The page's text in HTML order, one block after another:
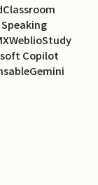
Speaking
WeblioStudy
Copilot
Gemini